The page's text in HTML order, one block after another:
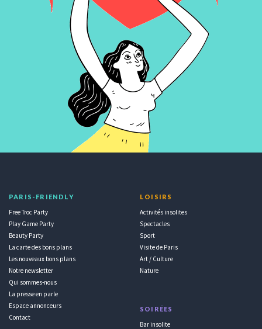
PARIS-FRIENDLY
Free Troc Party
Play Game Party
Beauty Party
La carte des bons plans
Les nouveaux bons plans
Notre newsletter
Qui sommes-nous
La presse en parle
Espace annonceurs
Contact
LOISIRS
Activités insolites
Spectacles
Sport
Visite de Paris
Art / Culture
Nature
SOIRÉES
Bar insolite